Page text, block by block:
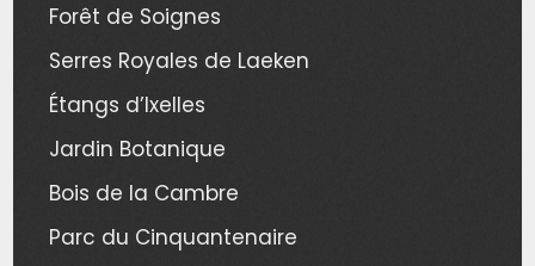
Forêt de Soignes
Serres Royales de Laeken
Étangs d’Ixelles
Jardin Botanique
Bois de la Cambre
Parc du Cinquantenaire